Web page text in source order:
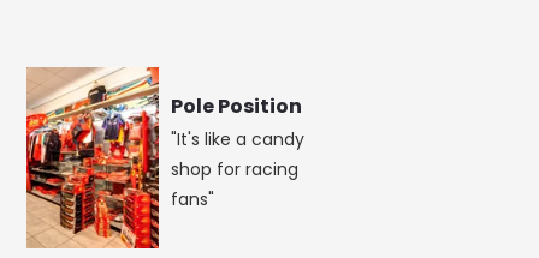
Pole Position
"It's like a candy
shop for racing
fans"